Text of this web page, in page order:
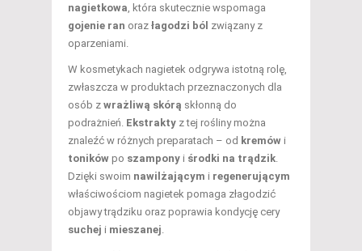
nagietkowa , która skutecznie wspomaga
gojenie ran oraz łagodzi ból związany z
oparzeniami.
W kosmetykach nagietek odgrywa istotną rolę,
zwłaszcza w produktach przeznaczonych dla
osób z wrażliwą skórą skłonną do
podrażnień. Ekstrakty z tej rośliny można
znaleźć w różnych preparatach – od kremów i
toników po szampony i środki na trądzik
Dzięki swoim nawilżającym i regenerującym
właściwościom nagietek pomaga złagodzić
objawy trądziku oraz poprawia kondycję cery
suchej i mieszanej